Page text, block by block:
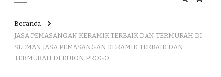
Beranda
JASA PEMASANGAN KERAMIK TERBAIK DAN TERMURAH DI
SLEMAN.JASA PEMASANGAN KERAMIK TERBAIK DAN
TERMURAH DI KULON PROGO